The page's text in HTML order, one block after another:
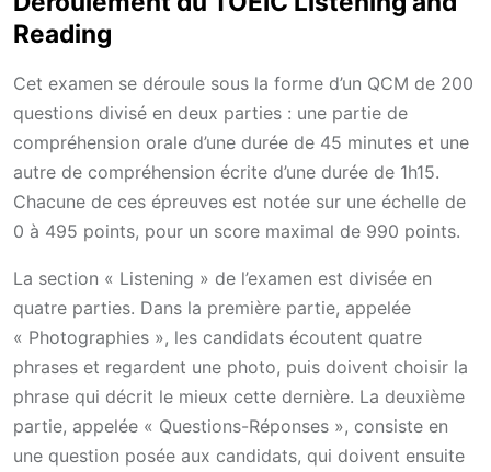
Reading
Cet examen se déroule sous la forme d’un QCM de 200
questions divisé en deux parties : une partie de
compréhension orale d’une durée de 45 minutes et une
autre de compréhension écrite d’une durée de 1h15.
Chacune de ces épreuves est notée sur une échelle de
0 à 495 points, pour un score maximal de 990 points.
La section « Listening » de l’examen est divisée en
quatre parties. Dans la première partie, appelée
« Photographies », les candidats écoutent quatre
phrases et regardent une photo, puis doivent choisir la
phrase qui décrit le mieux cette dernière. La deuxième
partie, appelée « Questions-Réponses », consiste en
une question posée aux candidats, qui doivent ensuite